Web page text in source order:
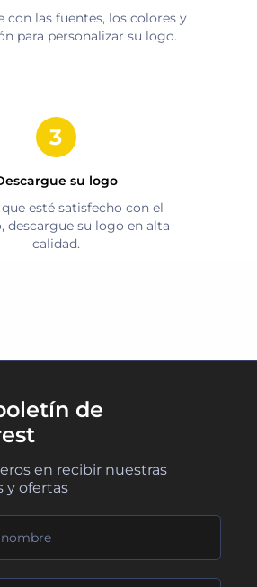
con las fuentes, los colores y
para personalizar su logo.
su logo
que esté satisfecho con el
descargue su logo en alta
calidad.
de
en recibir nuestras
y ofertas